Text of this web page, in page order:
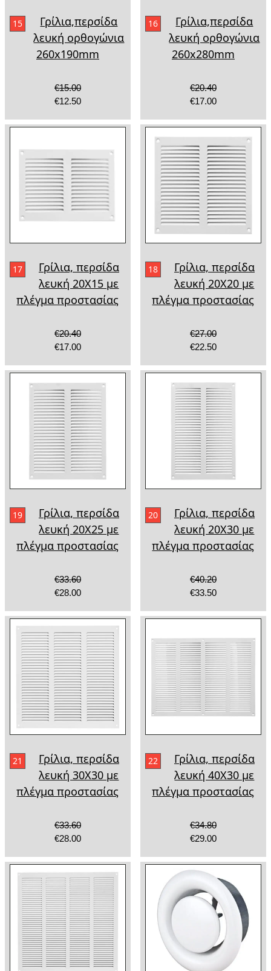
15
Γρίλια,περσίδα
λευκή ορθογώνια
260x190mm
€15.00
€12.50
16
Γρίλια,περσίδα
λευκή ορθογώνια
260x280mm
€20.40
€17.00
17
Γρίλια, περσίδα
λευκή 20Χ15 με
πλέγμα προστασίας
€20.40
€17.00
18
Γρίλια, περσίδα
λευκή 20Χ20 με
πλέγμα προστασίας
€27.00
€22.50
19
Γρίλια, περσίδα
λευκή 20Χ25 με
πλέγμα προστασίας
€33.60
€28.00
20
Γρίλια, περσίδα
λευκή 20Χ30 με
πλέγμα προστασίας
€40.20
€33.50
21
Γρίλια, περσίδα
λευκή 30Χ30 με
πλέγμα προστασίας
€33.60
€28.00
22
Γρίλια, περσίδα
λευκή 40Χ30 με
πλέγμα προστασίας
€34.80
€29.00